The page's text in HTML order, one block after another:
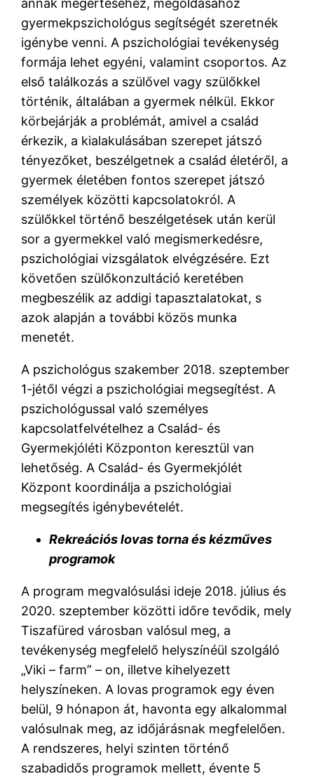
annak megértéséhez, megoldásához
gyermekpszichológus segítségét szeretnék
igénybe venni. A pszichológiai tevékenység
formája lehet egyéni, valamint csoportos. Az
első találkozás a szülővel vagy szülőkkel
történik, általában a gyermek nélkül. Ekkor
körbejárják a problémát, amivel a család
érkezik, a kialakulásában szerepet játszó
tényezőket, beszélgetnek a család életéről, a
gyermek életében fontos szerepet játszó
személyek közötti kapcsolatokról. A
szülőkkel történő beszélgetések után kerül
sor a gyermekkel való megismerkedésre,
pszichológiai vizsgálatok elvégzésére. Ezt
követően szülőkonzultáció keretében
megbeszélik az addigi tapasztalatokat, s
azok alapján a további közös munka
menetét.
A pszichológus szakember 2018. szeptember
1-jétől végzi a pszichológiai megsegítést. A
pszichológussal való személyes
kapcsolatfelvételhez a Család- és
Gyermekjóléti Központon keresztül van
lehetőség. A Család- és Gyermekjólét
Központ koordinálja a pszichológiai
megsegítés igénybevételét.
Rekreációs lovas torna és kézműves
programok
A program megvalósulási ideje 2018. július és
2020. szeptember közötti időre tevődik, mely
Tiszafüred városban valósul meg, a
tevékenység megfelelő helyszínéül szolgáló
„Viki – farm” – on, illetve kihelyezett
helyszíneken. A lovas programok egy éven
belül, 9 hónapon át, havonta egy alkalommal
valósulnak meg, az időjárásnak megfelelően.
A rendszeres, helyi szinten történő
szabadidős programok mellett, évente 5